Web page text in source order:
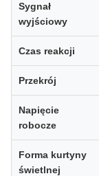
Sygnał
wyjściowy
Czas reakcji
Przekrój
Napięcie
robocze
Forma kurtyny
świetlnej